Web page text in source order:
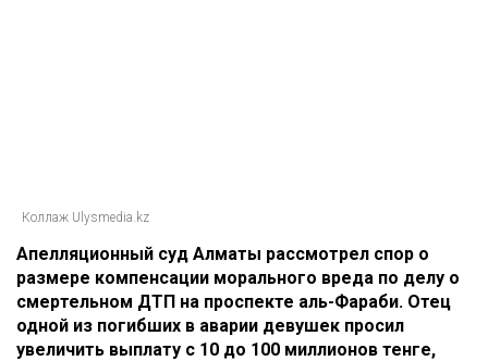
Коллаж Ulysmedia.kz
Апелляционный суд Алматы рассмотрел спор о
размере компенсации морального вреда по делу о
смертельном ДТП на проспекте аль-Фараби. Отец
одной из погибших в аварии девушек просил
увеличить выплату с 10 до 100 миллионов тенге,